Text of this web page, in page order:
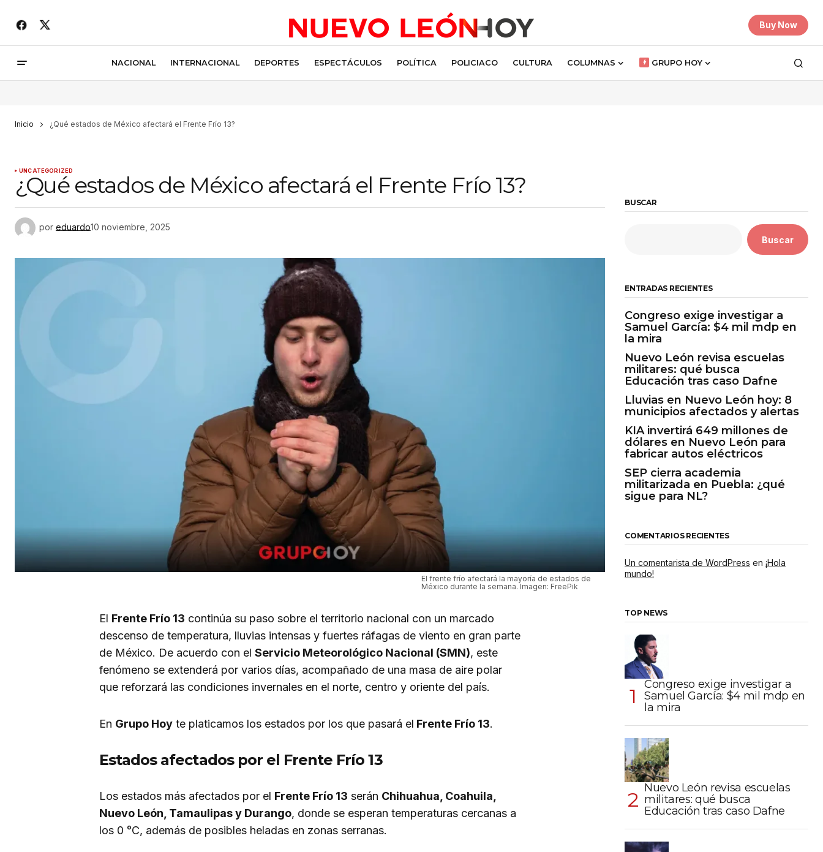
Buy Now
NACIONAL INTERNACIONAL DEPORTES ESPECTÁCULOS POLÍTICA POLICIACO CULTURA COLUMNAS GRUPO HOY
Inicio ¿Qué estados de México afectará el Frente Frío 13?
UNCATEGORIZED
¿Qué estados de México afectará el Frente Frío 13?
por eduardo10 noviembre, 2025
El frente frío afectará la mayoría de estados de
México durante la semana. Imagen: FreePik
El Frente Frío 13 continúa su paso sobre el territorio nacional con un marcado
descenso de temperatura, lluvias intensas y fuertes ráfagas de viento en gran parte
de México. De acuerdo con el Servicio Meteorológico Nacional (SMN), este
fenómeno se extenderá por varios días, acompañado de una masa de aire polar
que reforzará las condiciones invernales en el norte, centro y oriente del país.
En Grupo Hoy te platicamos los estados por los que pasará el Frente Frío 13.
Estados afectados por el Frente Frío 13
Los estados más afectados por el Frente Frío 13 serán Chihuahua, Coahuila,
Nuevo León, Tamaulipas y Durango, donde se esperan temperaturas cercanas a
los 0 °C, además de posibles heladas en zonas serranas.
BUSCAR
Buscar
ENTRADAS RECIENTES
Congreso exige investigar a
Samuel García: $4 mil mdp en
la mira
Nuevo León revisa escuelas
militares: qué busca
Educación tras caso Dafne
Lluvias en Nuevo León hoy: 8
municipios afectados y alertas
KIA invertirá 649 millones de
dólares en Nuevo León para
fabricar autos eléctricos
SEP cierra academia
militarizada en Puebla: ¿qué
sigue para NL?
COMENTARIOS RECIENTES
Un comentarista de WordPress en ¡Hola
mundo!
TOP NEWS
Congreso exige investigar a
Samuel García: $4 mil mdp en
la mira
Nuevo León revisa escuelas
militares: qué busca
Educación tras caso Dafne